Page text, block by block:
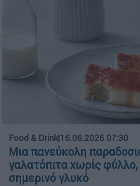
Food & Drink|16.06.2026 07:30
Μια πανεύκολη
γαλατόπιτα χωρίς φύλλο,
σημερινό γλυκό